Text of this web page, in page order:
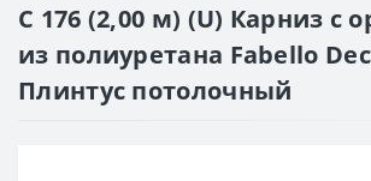
C 176 (2,00 м) (U) Карниз с
из полиуретана Fabello
Плинтус потолочный